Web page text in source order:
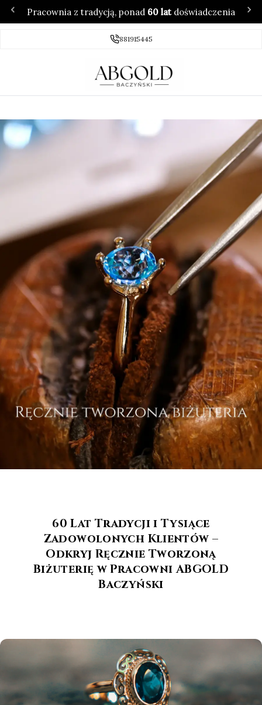
Pracownia z tradycją, ponad 60 latdoświadczenia
881915445
60 Lat Tradycji i Tysiące
Zadowolonych Klientów –
Odkryj Ręcznie Tworzoną
Biżuterię w Pracowni ABGOLD
Baczyński